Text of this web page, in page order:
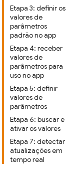
Etapa 3: definir os
valores de
parâmetros
padrão no app
Etapa 4: receber
valores de
parâmetros para
uso no app
Etapa 5: definir
valores de
parâmetros
Etapa 6: buscar e
ativar os valores
Etapa 7: detectar
atualizações em
tempo real